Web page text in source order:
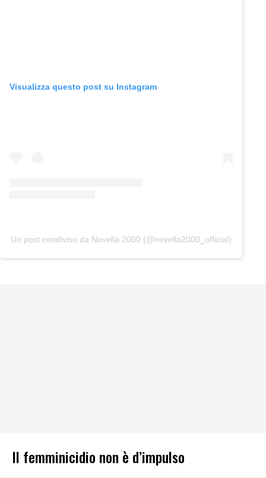
Visualizza questo post su Instagram
Un post condiviso da Novella 2000 (@novella2000_official)
Il femminicidio non è d’impulso